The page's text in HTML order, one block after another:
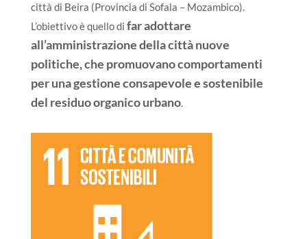
città di Beira (Provincia di Sofala – Mozambico).
L’obiettivo è quello di far adottare
all’amministrazione della città nuove
politiche, che promuovano comportamenti
per una gestione consapevole e sostenibile
del residuo organico urbano.